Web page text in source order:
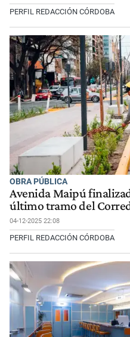
PERFIL REDACCIÓN CÓRDOBA
OBRA PÚBLICA
Avenida Maipú
último tramo del
04-12-2025 22:08
PERFIL REDACCIÓN CÓRDOBA